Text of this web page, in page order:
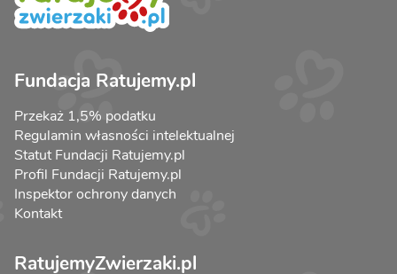
Fundacja Ratujemy.pl
Przekaż 1,5% podatku
Regulamin własności intelektualnej
Statut Fundacji Ratujemy.pl
Profil Fundacji Ratujemy.pl
Inspektor ochrony danych
Kontakt
RatujemyZwierzaki.pl